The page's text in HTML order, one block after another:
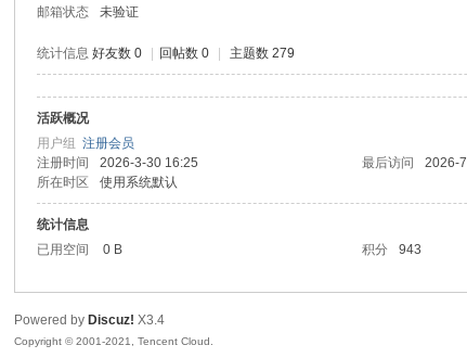
窝
邮箱状态
未验证
统计信息 好友数 0 回帖数 0 主题数 279
活跃概况
用户组注册会员
注册时间
2026-3-30 16:25 最后访问 2026-
所在时区
使用系统默认
统计信息
已用空间
0 B 积分 943
Powered by Discuz! X3.4
Copyright © 2001-2021, Tencent Cloud.